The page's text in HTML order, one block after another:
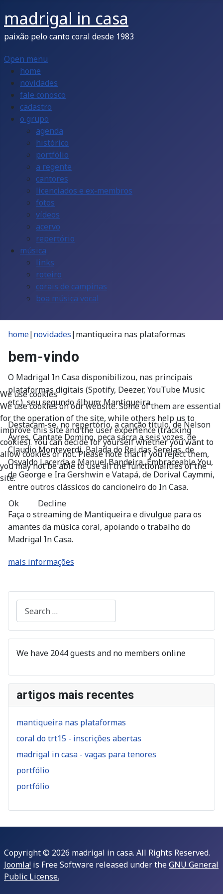
madrigal in casa
paixão pelo canto coral desde 1983
Open menu
home
novidades
fale conosco
cadastro
o grupo
agenda
histórico
portfólio
a regente
cantores
licenciados e ex-membros
fotos
vídeos
acervo
repertório
música
links
roteiro
corais de campinas
boa música vocal
home|novidades|mantiqueira nas plataformas
bem-vindo
O Madrigal In Casa disponibilizou, nas principais
plataformas digitais (Spotify, Deezer, YouTube Music
etc.), seu segundo álbum: Mantiqueira.
Destacam-se, no repertório, a canção título, de Nelson
Ayres, Cantate Domino, peça sacra a seis vozes, de
Claudio Monteverdi, Balada do Rei das Sereias, de
Osvaldo Lacerda e Manuel Bandeira, Embraceable You,
de George e Ira Gershwin e Vatapá, de Dorival Caymmi,
entre outros clássicos do cancioneiro do In Casa.
Faça o streaming de Mantiqueira e divulgue para os
amantes da música coral, apoiando o trabalho do
Madrigal In Casa.
mais informações
We have 2044 guests and no members online
artigos mais recentes
mantiqueira nas plataformas
coral do trt15 - inscrições abertas
madrigal in casa - vagas para tenores
portfólio
portfólio
Copyright © 2026 madrigal in casa. All Rights Reserved.
Joomla! is Free Software released under theGNU General
Public License.
We use cookies
We use cookies on our website. Some of them are essential
for the operation of the site, while others help us to
improve this site and the user experience (tracking
cookies). You can decide for yourself whether you want to
allow cookies or not. Please note that if you reject them,
you may not be able to use all the functionalities of the
site.
Ok Decline